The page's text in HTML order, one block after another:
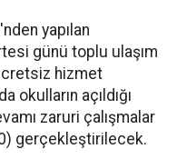
yapılan
günü toplu ulaşım
hizmet
okulların açıldığı
zaruri çalışmalar
gerçekleştirilecek.